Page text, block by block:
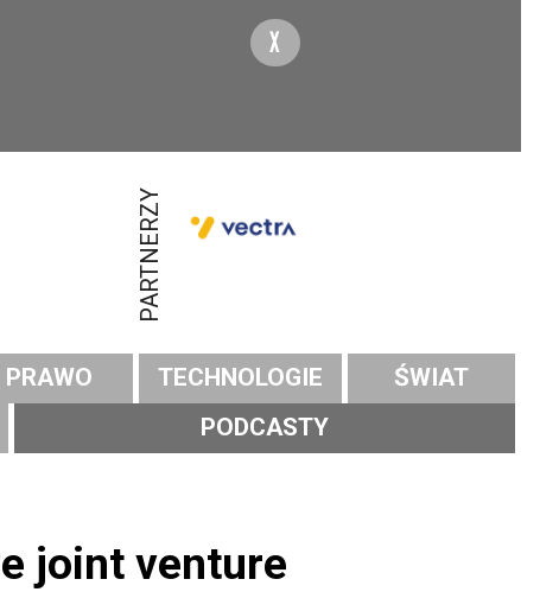
X
PARTNERZY
PRAWO TECHNOLOGIE
ŚWIAT
PODCASTY
joint venture